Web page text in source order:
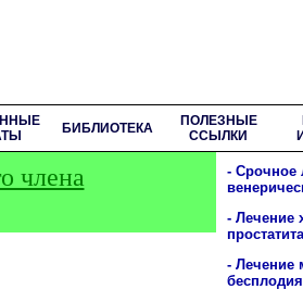
БИБЛИОТЕКА
ПОЛЕЗНЫЕ
ССЫЛКИ
члена
- Срочное
- Лечение
простатита
- Лечение
бесплодия